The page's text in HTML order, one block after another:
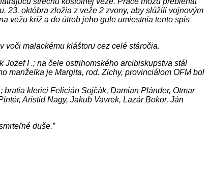
23. októbra zložia z veže 2 zvony, aby slúžili vojnovým
vežu kríž a do útrob jeho gule umiestnia tento spis
voči malackému kláštoru cez celé stáročia.
I .; na čele ostrihomského arcibiskupstva stál
manželka je Margita, rod. Zichy, provinciálom OFM bol
bratia klerici Felicián Sojčák, Damian Plánder, Otmar
Aristid Nagy, Jakub Vavrek, Lazár Bokor, Ján
duše.”